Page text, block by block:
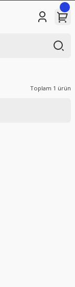
Toplam 1 ürün